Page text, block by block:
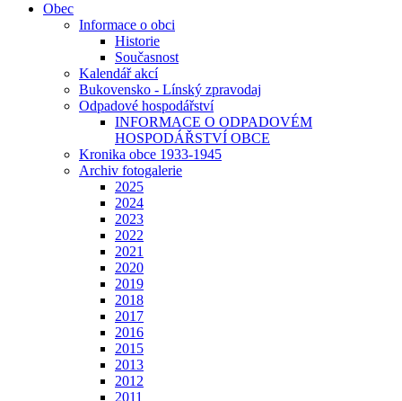
Obec
Informace o obci
Historie
Současnost
Kalendář akcí
Bukovensko - Línský zpravodaj
Odpadové hospodářství
INFORMACE O ODPADOVÉM
HOSPODÁŘSTVÍ OBCE
Kronika obce 1933-1945
Archiv fotogalerie
2025
2024
2023
2022
2021
2020
2019
2018
2017
2016
2015
2013
2012
2011